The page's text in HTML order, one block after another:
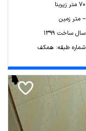
70 متر زیربنا
-- متر زمین
سال ساخت 1399
شماره طبقه: همکف